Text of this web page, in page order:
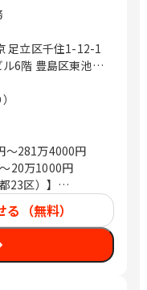
足立区千住1-12-1
6階 豊島区東池袋
生命立川ビル7階
奈川 横浜
新横浜スクエア
区砂子2-4-13 川崎
中区長者町5-85
階 平塚市宮の前8-
埼玉 熊谷
生命熊谷ビル2階
2-14-18 浦和高砂
〜281万4000円
20万1000円
23区）】
月給201,000円）
23区以外・神奈川
愛知県・大阪
（無料）